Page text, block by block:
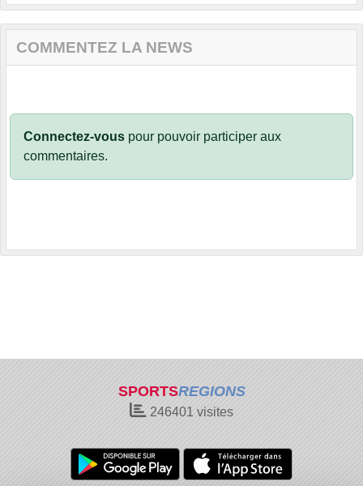
COMMENTEZ LA NEWS
Connectez-vous pour pouvoir participer aux
commentaires.
SPORTSREGIONS
246401 visites